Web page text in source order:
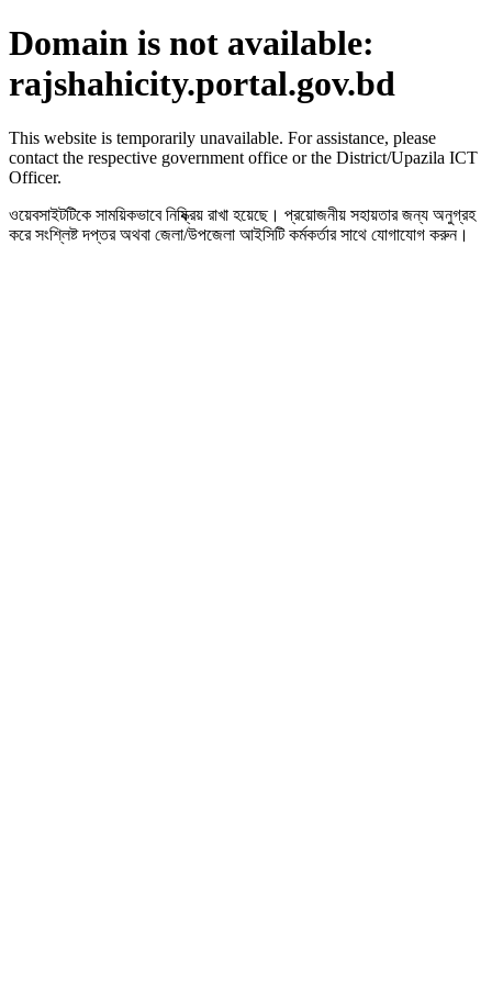
Domain is not available:
rajshahicity.portal.gov.bd
This website is temporarily unavailable. For assistance, please
contact the respective government office or the District/Upazila ICT
Officer.
ওয়েবসাইটটিকে সাময়িকভাবে নিষ্ক্রিয় রাখা হয়েছে। প্রয়োজনীয় সহায়তার জন্য অনুগ্রহ
করে সংশ্লিষ্ট দপ্তর অথবা জেলা/উপজেলা আইসিটি কর্মকর্তার সাথে যোগাযোগ করুন।